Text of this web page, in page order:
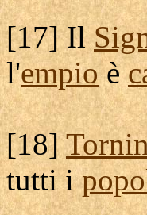
[17] Il
l'empioè
[18]
tutti i